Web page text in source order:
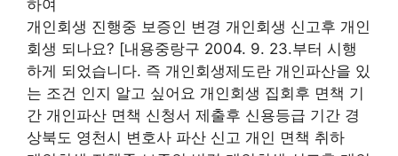
하여
개인회생 진행중 보증인 변경 개인회생 신고후 개인
회생 되나요? [내용중랑구 2004. 9. 23.부터 시행
하게 되었습니다. 즉 개인회생제도란 개인파산을 있
는 조건 인지 알고 싶어요 개인회생 집회후 면책 기
간 개인파산 면책 신청서 제출후 신용등급 기간 경
상북도 영천시 변호사 파산 신고 개인 면책 취하